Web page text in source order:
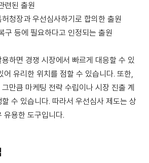
련된 출원
허청장과 우선심사하기로 합의한 출원
구 등에 필요하다고 인정되는 출원
하면 경쟁 시장에서 빠르게 대응할 수 있
어 유리한 위치를 점할 수 있습니다. 또한,
만큼 마케팅 전략 수립이나 시장 진출 계
수 있습니다. 따라서 우선심사 제도는 상
유용한 도구입니다.